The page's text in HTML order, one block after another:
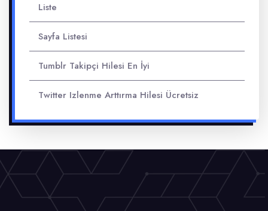
Liste
Sayfa Listesi
Tumblr Takipçi Hilesi En İyi
Twitter Izlenme Arttırma Hilesi Ücretsiz